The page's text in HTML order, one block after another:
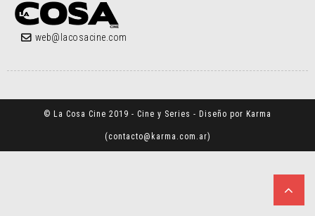
web@lacosacine.com
© La Cosa Cine 2019 - Cine y Series - Diseño por Karma
(contacto@karma.com.ar)